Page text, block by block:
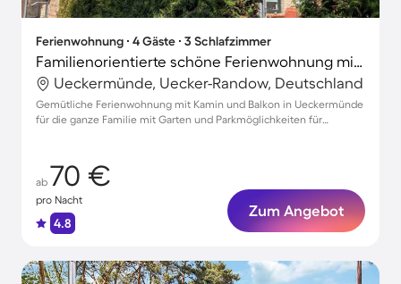
Ferienwohnung ∙ 4 Gäste ∙ 3 Schlafzimmer
Familienorientierte schöne Ferienwohnung mit Grill, Terrasse und Garten | Naturblick
Ueckermünde, Uecker-Randow, Deutschland
Gemütliche Ferienwohnung mit Kamin und Balkon in Ueckermünde
für die ganze Familie mit Garten und Parkmöglichkeiten für
ab 70 €
pro Nacht
4.8
Zum Angebot